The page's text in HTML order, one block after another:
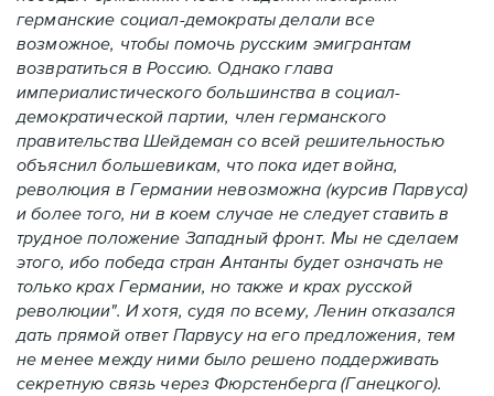
германские социал-демократы делали все
возможное, чтобы помочь русским эмигрантам
возвратиться в Россию. Однако глава
империалистического большинства в социал-
демократической партии, член германского
правительства Шейдеман со всей решительностью
объяснил большевикам, что пока идет война,
революция в Германии невозможна (курсив Парвуса)
и более того, ни в коем случае не следует ставить в
трудное положение Западный фронт. Мы не сделаем
этого, ибо победа стран Антанты будет означать не
только крах Германии, но также и крах русской
революции". И хотя, судя по всему, Ленин отказался
дать прямой ответ Парвусу на его предложения, тем
не менее между ними было решено поддерживать
секретную связь через Фюрстенберга (Ганецкого).